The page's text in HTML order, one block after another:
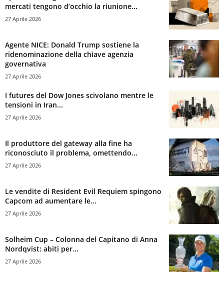
mercati tengono d’occhio la riunione...
27 Aprile 2026
Agente NICE: Donald Trump sostiene la
ridenominazione della chiave agenzia
governativa
27 Aprile 2026
I futures del Dow Jones scivolano mentre le
tensioni in Iran...
27 Aprile 2026
Il produttore del gateway alla fine ha
riconosciuto il problema, omettendo...
27 Aprile 2026
Le vendite di Resident Evil Requiem spingono
Capcom ad aumentare le...
27 Aprile 2026
Solheim Cup – Colonna del Capitano di Anna
Nordqvist: abiti per...
27 Aprile 2026